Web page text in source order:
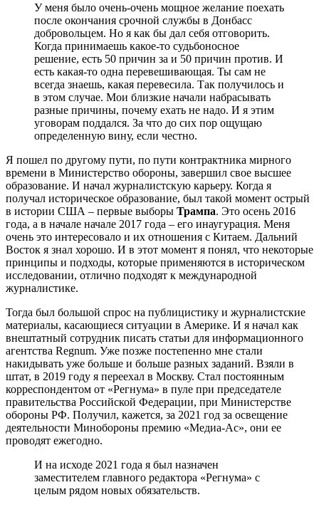
У меня было очень-очень мощное желание поехать
после окончания срочной службы в Донбасс
добровольцем. Но я как бы дал себя отговорить.
Когда принимаешь какое-то судьбоносное
решение, есть 50 причин за и 50 причин против. И
есть какая-то одна перевешивающая. Ты сам не
всегда знаешь, какая перевесила. Так получилось и
в этом случае. Мои близкие начали набрасывать
разные причины, почему ехать не надо. И я этим
уговорам поддался. За что до сих пор ощущаю
определенную вину, если честно.
Я пошел по другому пути, по пути контрактника мирного
времени в Министерство обороны, завершил свое высшее
образование. И начал журналистскую карьеру. Когда я
получал историческое образование, был такой момент острый
в истории США – первые выборы Трампа. Это осень 2016
года, а в начале начале 2017 года – его инаугурация. Меня
очень это интересовало и их отношения с Китаем. Дальний
Восток я знал хорошо. И в этот момент я понял, что некоторые
принципы и подходы, которые применяются в историческом
исследовании, отлично подходят к международной
журналистике.
Тогда был большой спрос на публицистику и журналистские
материалы, касающиеся ситуации в Америке. И я начал как
внештатный сотрудник писать статьи для информационного
агентства Regnum. Уже позже постепенно мне стали
накидывать уже больше и больше разных заданий. Взяли в
штат, в 2019 году я переехал в Москву. Стал постоянным
корреспондентом от «Регнума» в пуле при председателе
правительства Российской Федерации, при Министерстве
обороны РФ. Получил, кажется, за 2021 год за освещение
деятельности Минобороны премию «Медиа-Ас», они ее
проводят ежегодно.
И на исходе 2021 года я был назначен
заместителем главного редактора «Регнума» с
целым рядом новых обязательств.